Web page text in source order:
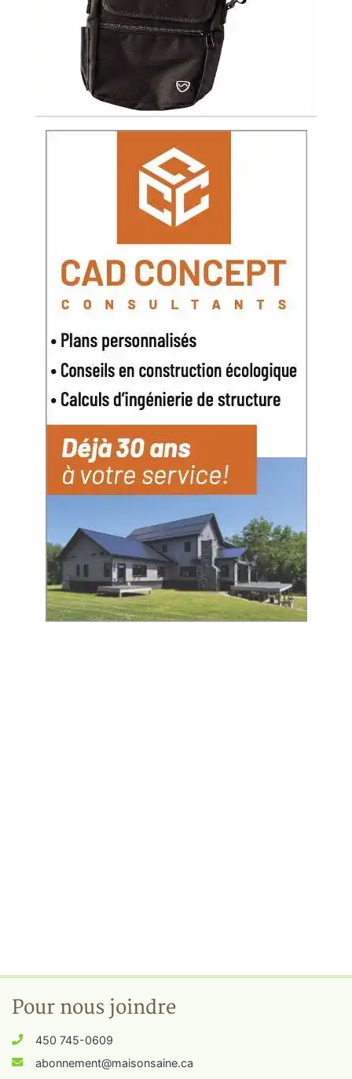
Pour nous joindre
450 745-0609
abonnement@maisonsaine.ca